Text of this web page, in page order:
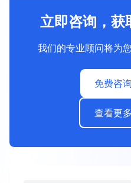
立即咨询，获
我们的专业顾问将为
免费咨
查看更